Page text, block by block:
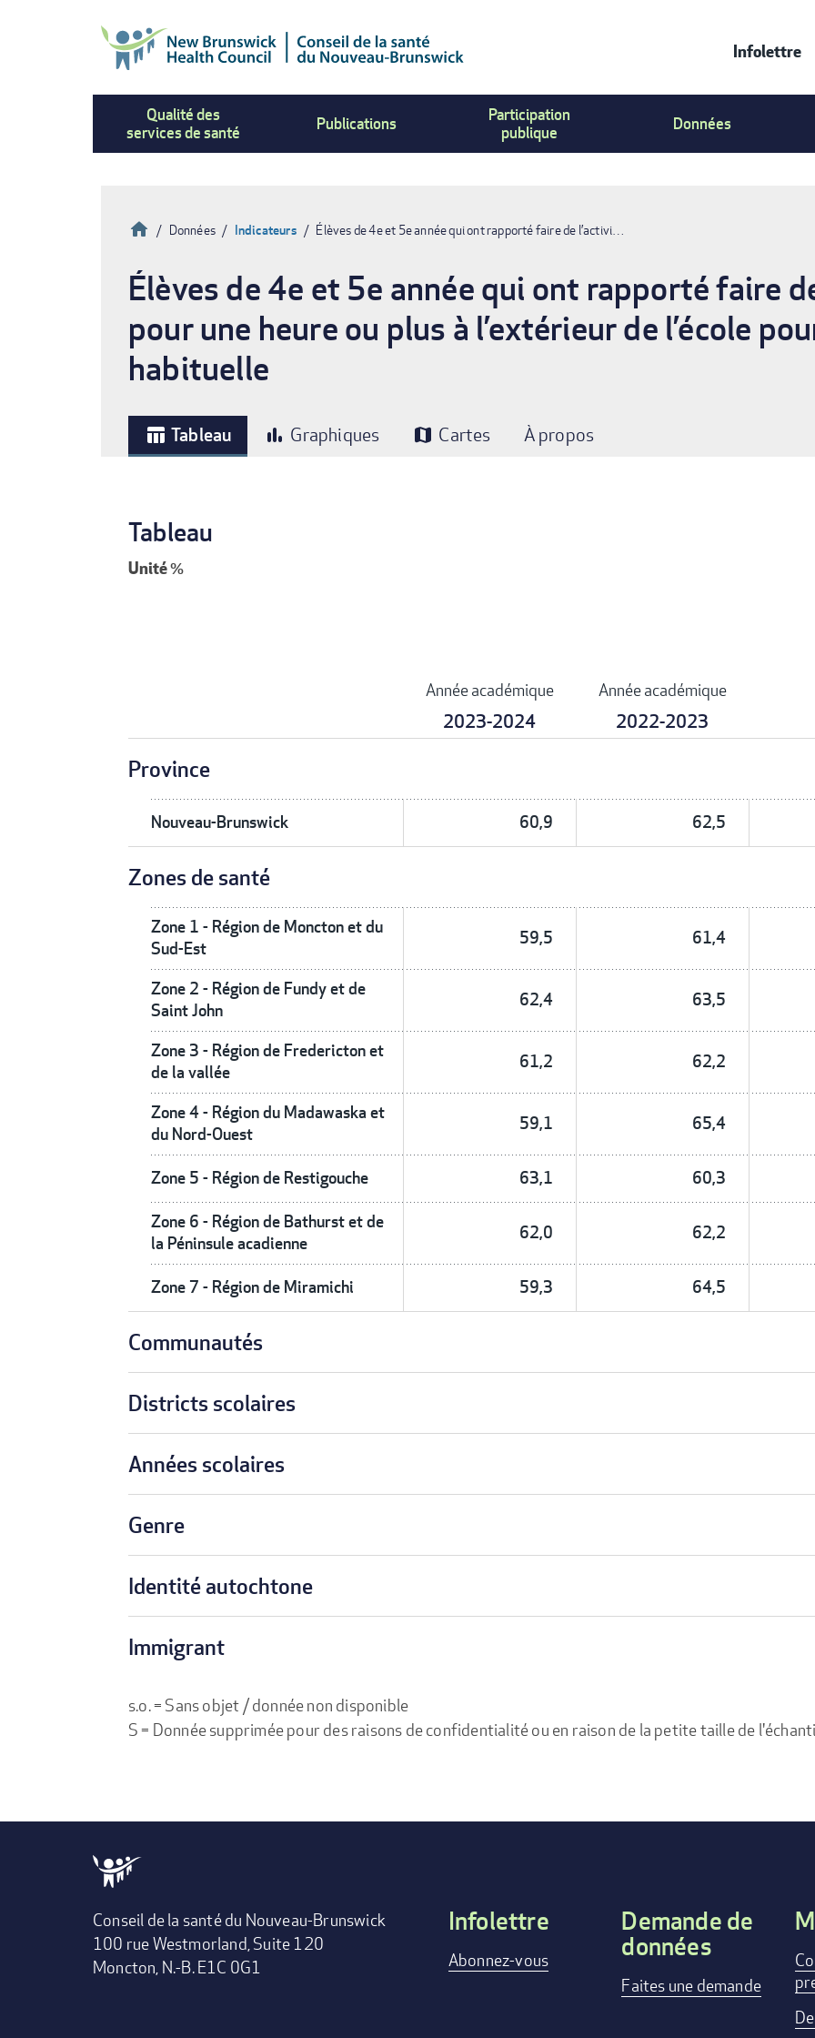
Menu
Infolettre
Qualité des
services de santé
Publications
Participation
publique
Données
Fil
d'Ariane
Accueil
Données Indicateurs Élèves de 4e et 5e année qui ont rapporté faire de l’activi…
Élèves de 4e et 5e année qui ont rapporté faire
pour une heure ou plus à l’extérieur de l’école
habituelle
table_chart Tableau bar_chart Graphiques map Cartes À propos
Tableau
Unité%
Année académique
2023-2024
Année académique
2022-2023
Province
Nouveau-Brunswick 60,9 62,5
Zones de santé
Zone 1 - Région de Moncton et du
Sud-Est
59,5 61,4
Zone 2 - Région de Fundy et de
Saint John
62,4 63,5
Zone 3 - Région de Fredericton et
de la vallée
61,2 62,2
Zone 4 - Région du Madawaska et
du Nord-Ouest
59,1 65,4
Zone 5 - Région de Restigouche 63,1 60,3
Zone 6 - Région de Bathurst et de
la Péninsule acadienne
62,0 62,2
Zone 7 - Région de Miramichi 59,3 64,5
Communautés
Districts scolaires
Années scolaires
Genre
Identité autochtone
Immigrant
s.o. = Sans objet / donnée non disponible
S = Donnée supprimée pour des raisons de confidentialité ou en raison de la petite taille de
Conseil de la santé du Nouveau-Brunswick
100 rue Westmorland, Suite 120
Moncton, N.-B. E1C 0G1
Footer
Infolettre
Abonnez-vous
Demande de
données
Faites une demande